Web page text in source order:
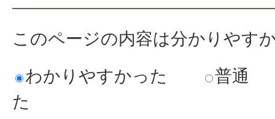
このページの内容は分かりやす
わかりやすかった
普通
た